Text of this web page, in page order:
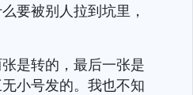
要被别人拉到坑里，
是转的，最后一张是
小号发的。我也不知